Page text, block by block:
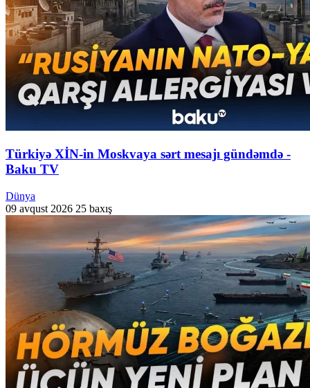
Türkiyə XİN-in Moskvaya sərt mesajı gündəmdə -
Baku TV
Dünya
09 avqust 2026 25 baxış